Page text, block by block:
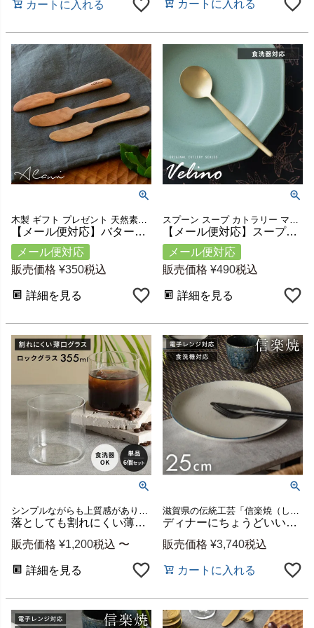
カートに入れる カートに入れる
【メール便対応】バターナイフ 育てる木のカトラリー Alami 天然木 ロンガンウッド 竜眼 無塗装 w 14.2cm D 2cm H 0.9cm [51229]【 ハンドメイド キッチンツール キッチン雑貨 手作り 職人 ベトナム ナチュラル おしゃれ リゾート アジアン雑貨 】
メール便対応
販売価格 ¥350税込
詳細を見る
【メール便対応】スープスプーン マット ゴールド つや消し ヴェリーノ [66664]【 Velino 結婚祝い 食洗機対応 スプーン スープ カトラリー 金 ステンレス シリーズ キッチン プレゼント ゴールドカトラリー テーブルセッティング テーブルコーディネート おしゃれ 北欧 】
メール便対応
販売価格 ¥490税込
詳細を見る
落としても割れにくい薄口強化ガラスのロックグラス 355ml[94880]
販売価格 ¥1,200税込 〜
詳細を見る
滋賀県の伝統工芸「信楽焼（しがらきやき）」で作られた陶器
ディナーにちょうどいい、一枚で食卓が整う 信楽焼 粉引ブルーライン 25cm プレート[94928]
販売価格 ¥3,740税込
カートに入れる